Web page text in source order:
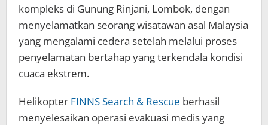
kompleks di Gunung Rinjani, Lombok, dengan
menyelamatkan seorang wisatawan asal Malaysia
yang mengalami cedera setelah melalui proses
penyelamatan bertahap yang terkendala kondisi
cuaca ekstrem.
Helikopter FINNS Search & Rescue berhasil
menyelesaikan operasi evakuasi medis yang